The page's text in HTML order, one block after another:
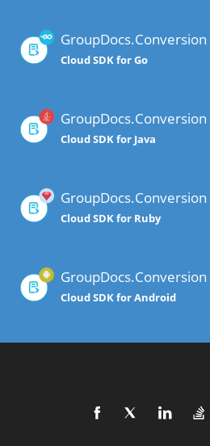
GroupDocs.Conversion
Cloud SDK for Go
GroupDocs.Conversion
Cloud SDK for Java
GroupDocs.Conversion
Cloud SDK for Ruby
GroupDocs.Conversion
Cloud SDK for Android